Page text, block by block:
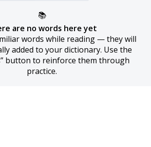
📚
are no words here yet
words while reading — they will
added to your dictionary. Use the
button to reinforce them through
practice.